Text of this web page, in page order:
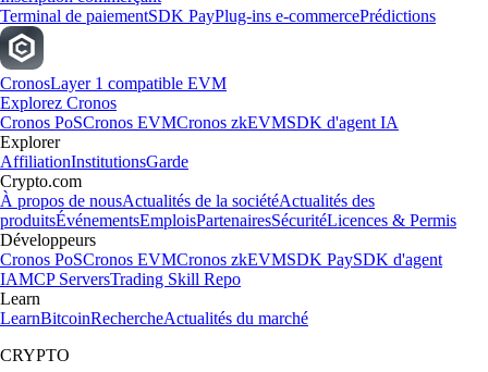
Terminal de paiementSDK PayPlug-ins e-commercePrédictions
CronosLayer 1 compatible EVM
Explorez Cronos
Cronos PoSCronos EVMCronos zkEVMSDK d'agent IA
Explorer
AffiliationInstitutionsGarde
Crypto.com
À propos de nousActualités de la sociétéActualités des
produitsÉvénementsEmploisPartenairesSécuritéLicences & Permis
Développeurs
Cronos PoSCronos EVMCronos zkEVMSDK PaySDK d'agent
IAMCP ServersTrading Skill Repo
Learn
LearnBitcoinRechercheActualités du marché
CRYPTO